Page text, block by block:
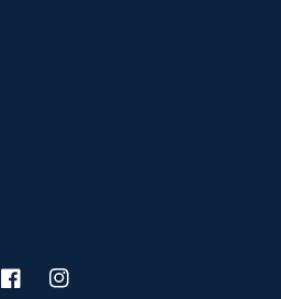
FacebookInstagram